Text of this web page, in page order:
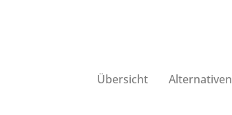
Übersicht Alternativen